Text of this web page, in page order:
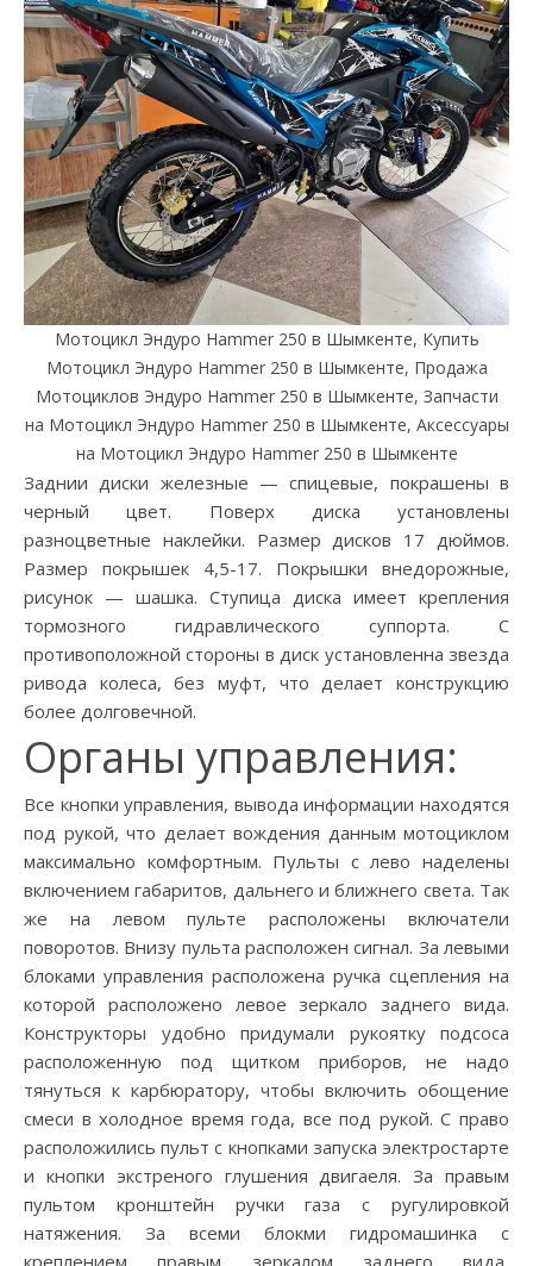
Мотоцикл Эндуро Hammer 250 в Шымкенте, Купить
Мотоцикл Эндуро Hammer 250 в Шымкенте, Продажа
Мотоциклов Эндуро Hammer 250 в Шымкенте, Запчасти
на Мотоцикл Эндуро Hammer 250 в Шымкенте, Аксессуары
на Мотоцикл Эндуро Hammer 250 в Шымкенте
Заднии диски железные — спицевые, покрашены в
черный цвет. Поверх диска установлены
разноцветные наклейки. Размер дисков 17 дюймов.
Размер покрышек 4,5-17. Покрышки внедорожные,
рисунок — шашка. Ступица диска имеет крепления
тормозного гидравлического суппорта. С
противоположной стороны в диск установленна звезда
ривода колеса, без муфт, что делает конструкцию
более долговечной.
Органы управления:
Все кнопки управления, вывода информации находятся
под рукой, что делает вождения данным мотоциклом
максимально комфортным. Пульты с лево наделены
включением габаритов, дальнего и ближнего света. Так
же на левом пульте расположены включатели
поворотов. Внизу пульта расположен сигнал. За левыми
блоками управления расположена ручка сцепления на
которой расположено левое зеркало заднего вида.
Конструкторы удобно придумали рукоятку подсоса
расположенную под щитком приборов, не надо
тянуться к карбюратору, чтобы включить обощение
смеси в холодное время года, все под рукой. С право
расположились пульт с кнопками запуска электростарте
и кнопки экстреного глушения двигаеля. За правым
пультом кронштейн ручки газа с ругулировкой
натяжения. За всеми блокми гидромашинка с
креплением правым зеркалом заднего вида,